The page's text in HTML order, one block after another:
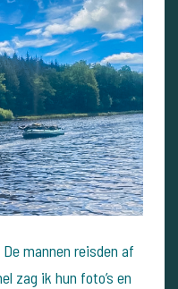
mannen reisden af
zag ik hun foto’s en